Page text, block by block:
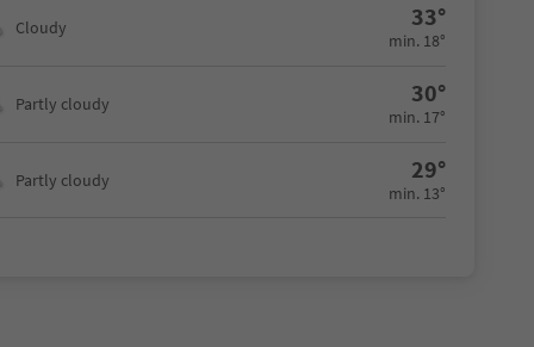
Cloudy 33°
min. 18°
Partly cloudy 30°
min. 17°
Partly cloudy 29°
min. 13°